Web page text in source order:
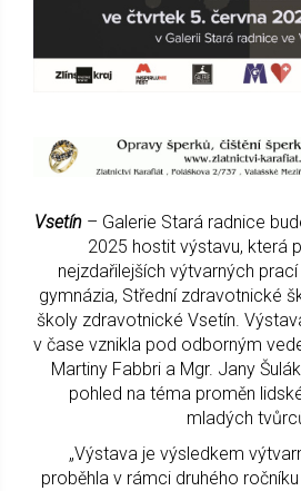
Vsetín – Galerie Stará radnice
2025 hostit výstavu, která
nejzdařilejších výtvarných
gymnázia, Střední zdravotnické
školy zdravotnické Vsetín.
v čase vznikla pod odborným
Martiny Fabbri a Mgr. Jany
pohled na téma proměn
mladých
„Výstava je výsledkem
proběhla v rámci druhého